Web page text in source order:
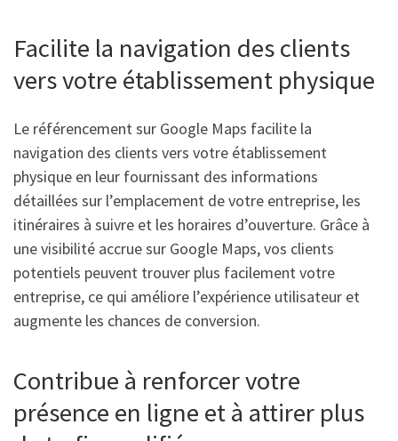
Facilite la navigation des clients
vers votre établissement physique
Le référencement sur Google Maps facilite la
navigation des clients vers votre établissement
physique en leur fournissant des informations
détaillées sur l’emplacement de votre entreprise, les
itinéraires à suivre et les horaires d’ouverture. Grâce à
une visibilité accrue sur Google Maps, vos clients
potentiels peuvent trouver plus facilement votre
entreprise, ce qui améliore l’expérience utilisateur et
augmente les chances de conversion.
Contribue à renforcer votre
présence en ligne et à attirer plus